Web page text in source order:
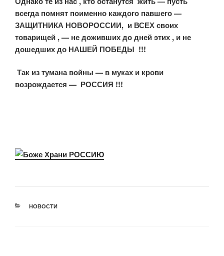
всегда помнят поименно каждого павшего —
ЗАЩИТНИКА НОВОРОССИИ, и ВСЕХ своих
товарищей , — не доживших до дней этих , и не
дошедшихдо НАШЕЙ ПОБЕДЫ !!!
Так из тумана войны — в муках и крови
возрождается — РОССИЯ !!!
РУБРИКИ
НОВОСТИ